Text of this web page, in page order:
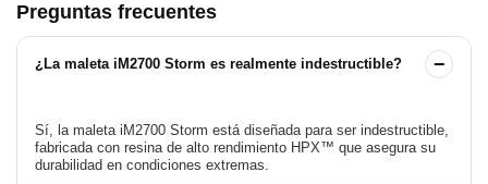
Preguntas frecuentes
¿La maleta iM2700 Storm es realmente indestructible? −
Sí, la maleta iM2700 Storm está diseñada para ser indestructible,
fabricada con resina de alto rendimiento HPX™ que asegura su